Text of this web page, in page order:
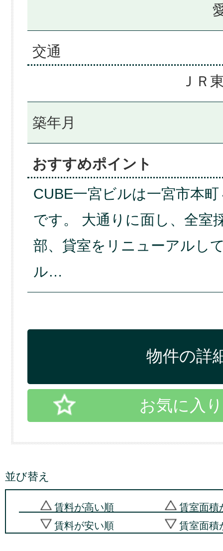
交通
ＪＲ
築年月
おすすめポイント
CUBE一宮ビルは一宮市本
です。 大通りに面し、全室
部、貸室をリニューアルし
ル…
物件の詳
お気に入
並び替え
賃料が高い順
賃料が安い順
賃室面積
賃室面積